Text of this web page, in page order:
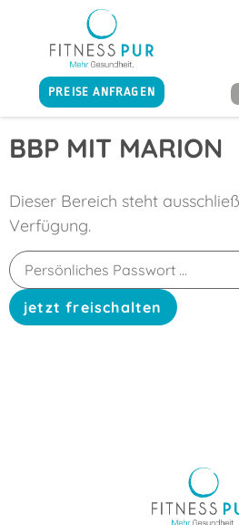
PREISE ANFRAGEN
BBP MIT MARION
Dieser Bereich steht
Verfügung.